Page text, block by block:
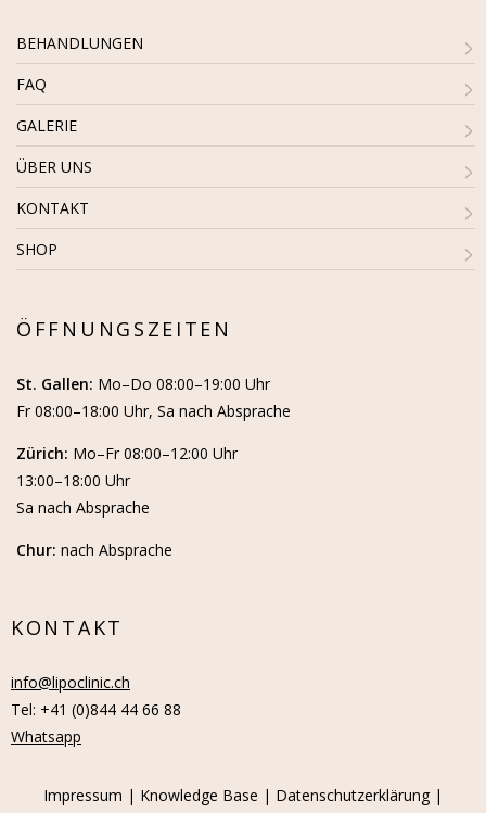
BEHANDLUNGEN
FAQ
GALERIE
ÜBER UNS
KONTAKT
SHOP
ÖFFNUNGSZEITEN
St. Gallen: Mo–Do 08:00–19:00 Uhr
Fr 08:00–18:00 Uhr, Sa nach Absprache
Zürich: Mo–Fr 08:00–12:00 Uhr
13:00–18:00 Uhr
Sa nach Absprache
Chur: nach Absprache
KONTAKT
info@lipoclinic.ch
Tel: +41 (0)844 44 66 88
Whatsapp
Impressum | Knowledge Base | Datenschutzerklärung |